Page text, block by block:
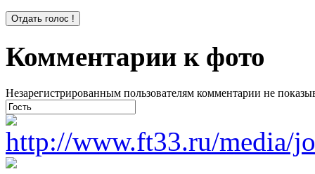
Комментарии к фото
Незарегистрированным пользователям комментарии не